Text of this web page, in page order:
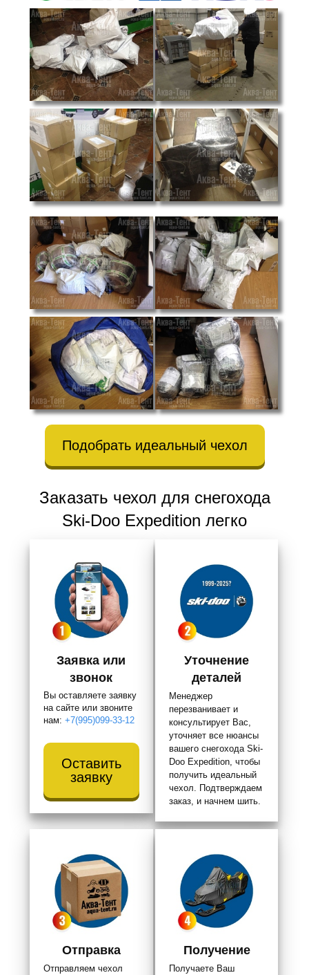
Подобрать идеальный чехол
Заказать чехол для снегохода
Ski-Doo Expedition легко
Заявка или
звонок
Вы оставляете заявку
на сайте или звоните
нам:+7(995)099-33-12
Оставить
заявку
Уточнение
деталей
Менеджер
перезванивает и
консультирует Вас,
уточняет все нюансы
вашего снегохода Ski-
Doo Expedition, чтобы
получить идеальный
чехол. Подтверждаем
заказ, и начнем шить.
Отправка
Отправляем чехол
Получение
Получаете Ваш